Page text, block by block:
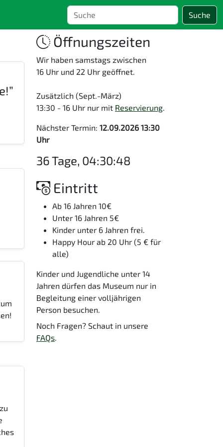
Suche
Öffnungszeiten
Wir haben samstags zwischen
16 Uhr und 22 Uhr geöffnet.
Zusätzlich (Sept.-März)
13:30 - 16 Uhr nur mit Reservierung.
Nächster Termin: 12.09.2026 13:30
Uhr
36 Tage, 04:30:47
Eintritt
Ab 16 Jahren 10€
Unter 16 Jahren 5€
Kinder unter 6 Jahren frei.
Happy Hour ab 20 Uhr (5 € für
alle)
Kinder und Jugendliche unter 14
Jahren dürfen das Museum nur in
Begleitung einer volljährigen
Person besuchen.
Noch Fragen? Schaut in unsere
FAQs.